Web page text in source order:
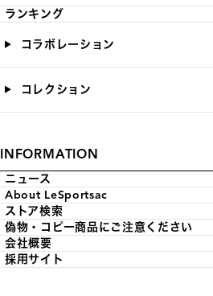
ランキング
コラボレーション
コレクション
INFORMATION
ニュース
About LeSportsac
ストア検索
偽物・コピー商品にご注意ください
会社概要
採用サイト